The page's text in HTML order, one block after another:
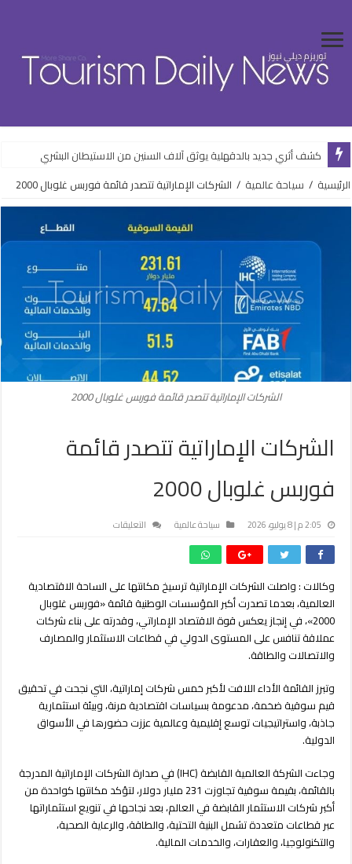
كشف أثري جديد بالدقهلية يوثق آلاف السنين من الاستيطان البشري
الرئيسية / سياحة عالمية / الشركات الإماراتية تتصدر قائمة فوربس غلوبال 2000
الشركات الإماراتية تتصدر قائمة فوربس غلوبال 2000
الشركات الإماراتية تتصدر قائمة
فوربس غلوبال 2000
2:05 م | 8 يوليو، 2026 سياحة عالمية التعليقات
قائمة
فوربس
غلوبال
2000
وكالات : واصلت الشركات الإماراتية ترسيخ مكانتها على الساحة الاقتصادية
العالمية، بعدما تصدرت أكبر المؤسسات الوطنية قائمة «فوربس غلوبال
2000»، في إنجاز يعكس قوة الاقتصاد الإماراتي، وقدرته على بناء شركات
عملاقة تنافس على المستوى الدولي في قطاعات الاستثمار والمصارف
والاتصالات والطاقة.
وتبرز القائمة الأداء اللافت لأكبر خمس شركات إماراتية، التي نجحت في تحقيق
قيم سوقية ضخمة، مدعومة بسياسات اقتصادية مرنة، وبيئة استثمارية
جاذبة، واستراتيجيات توسع إقليمية وعالمية عززت حضورها في الأسواق
الدولية.
وجاءت الشركة العالمية القابضة (IHC) في صدارة الشركات الإماراتية المدرجة
بالقائمة، بقيمة سوقية تجاوزت 231 مليار دولار، لتؤكد مكانتها كواحدة من
أكبر شركات الاستثمار القابضة في العالم، بعد نجاحها في تنويع استثماراتها
عبر قطاعات متعددة تشمل البنية التحتية، والطاقة، والرعاية الصحية،
والتكنولوجيا، والعقارات، والخدمات المالية.